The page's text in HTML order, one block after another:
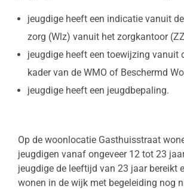
jeugdige heeft een indicatie vanuit
zorg (Wlz) vanuit het zorgkantoor
jeugdige heeft een toewijzing vanuit
kader van de WMO of Beschermd
jeugdige heeft een jeugdbepaling.
Op de woonlocatie Gasthuisstraat
jeugdigen vanaf ongeveer 12 tot 23
jeugdige de leeftijd van 23 jaar bereikt
wonen in de wijk met begeleiding nog